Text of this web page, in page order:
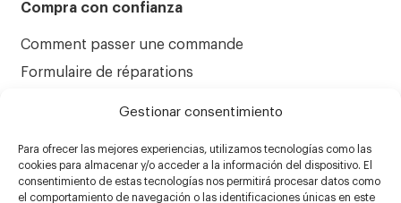
Gestionar consentimiento
Para ofrecer las mejores experiencias, utilizamos tecnologías como las
cookies para almacenar y/o acceder a la información del dispositivo. El
consentimiento de estas tecnologías nos permitirá procesar datos como
el comportamiento de navegación o las identificaciones únicas en este
Compra con confianza
Comment passer une commande
Formulaire de réparations
Formulario de reparaciones